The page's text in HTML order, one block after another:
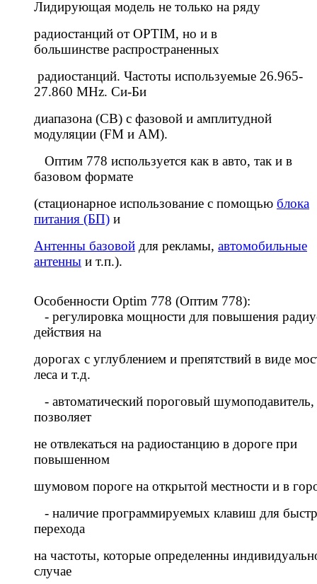
Лидирующая модель не только на ряду
радиостанций от OPTIM, но и в
большинстве распространенных
радиостанций. Частоты используемые 26.965-
27.860 MHz. Си-Би
диапазона (CB) с фазовой и амплитудной
модуляции (FM и AM).
Оптим 778 иcпользуется как в авто, так и в
базовом формате
(стационарное использование с помощью блока
питания (БП) и
Антенны базовой для рекламы, автомобильные
антенны и т.п.).
Особенности Optim 778 (Оптим 778):
- регулировка мощности для повышения
действия на
дорогах с углублением и препятствий в виде
леса и т.д.
- автоматический пороговый шумоподавитель,
позволяет
не отвлекаться на радиостанцию в дороге при
повышенном
шумовом пороге на открытой местности и в
- наличие программируемых клавиш для
перехода
на частоты, которые определенны
случае